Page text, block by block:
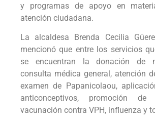
y programas de apoyo en
atención ciudadana.
La alcaldesa Brenda Cecilia
mencionó que entre los servicios
se encuentran la donación de
consulta médica general, atención
examen de Papanicolaou,
anticonceptivos, promoción
vacunación contra VPH, influenza y